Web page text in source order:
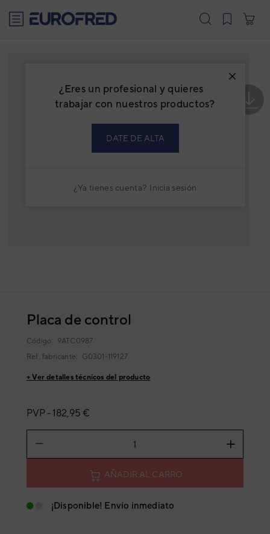
¿Eres un profesional y quieres
trabajar con nuestros productos?
DATE DE ALTA
¿Ya tienes cuenta? Inicia sesión
Placa de control
Código: 9ATC0987
Ref. fabricante: G0301-119127
+ Ver detalles técnicos del producto
PVP - 182,95 €
AÑADIR AL CARRO
¡Disponible! Envío inmediato